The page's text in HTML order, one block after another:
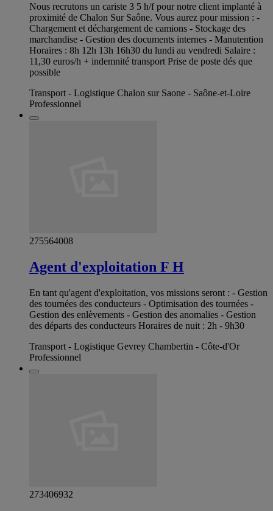
Nous recrutons un cariste 3 5 h/f pour notre client implanté à
proximité de Chalon Sur Saône. Vous aurez pour mission : -
Chargement et déchargement de camions - Stockage des
marchandise - Gestion des documents internes - Manutention
Horaires : 8h 12h 13h 16h30 du lundi au vendredi Salaire :
11,30 euros/h + indemnité transport Prise de poste dés que
possible
Transport - Logistique Chalon sur Saone - Saône-et-Loire
Professionnel
275564008
Agent d'exploitation F H
En tant qu'agent d'exploitation, vos missions seront : - Gestion
des tournées des conducteurs - Optimisation des tournées -
Gestion des enlèvements - Gestion des anomalies - Gestion
des départs des conducteurs Horaires de nuit : 2h - 9h30
Transport - Logistique Gevrey Chambertin - Côte-d'Or
Professionnel
273406932